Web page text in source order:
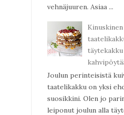
vehnäjuuren. Asiaa ...
Joulun perinteisistä
taatelikakku on yksi
suosikkini. Olen jo
leiponut joulun alla